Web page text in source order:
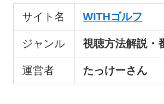
サイト名 WITHゴルフ
ジャンル 視聴方法解説・
運営者 たっけーさん